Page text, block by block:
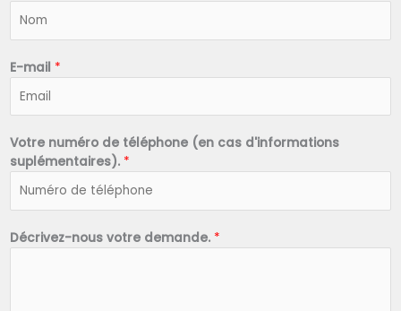
*
E-mail *
Votre numéro de téléphone (en cas d'informations
suplémentaires). *
Décrivez-nous votre demande. *